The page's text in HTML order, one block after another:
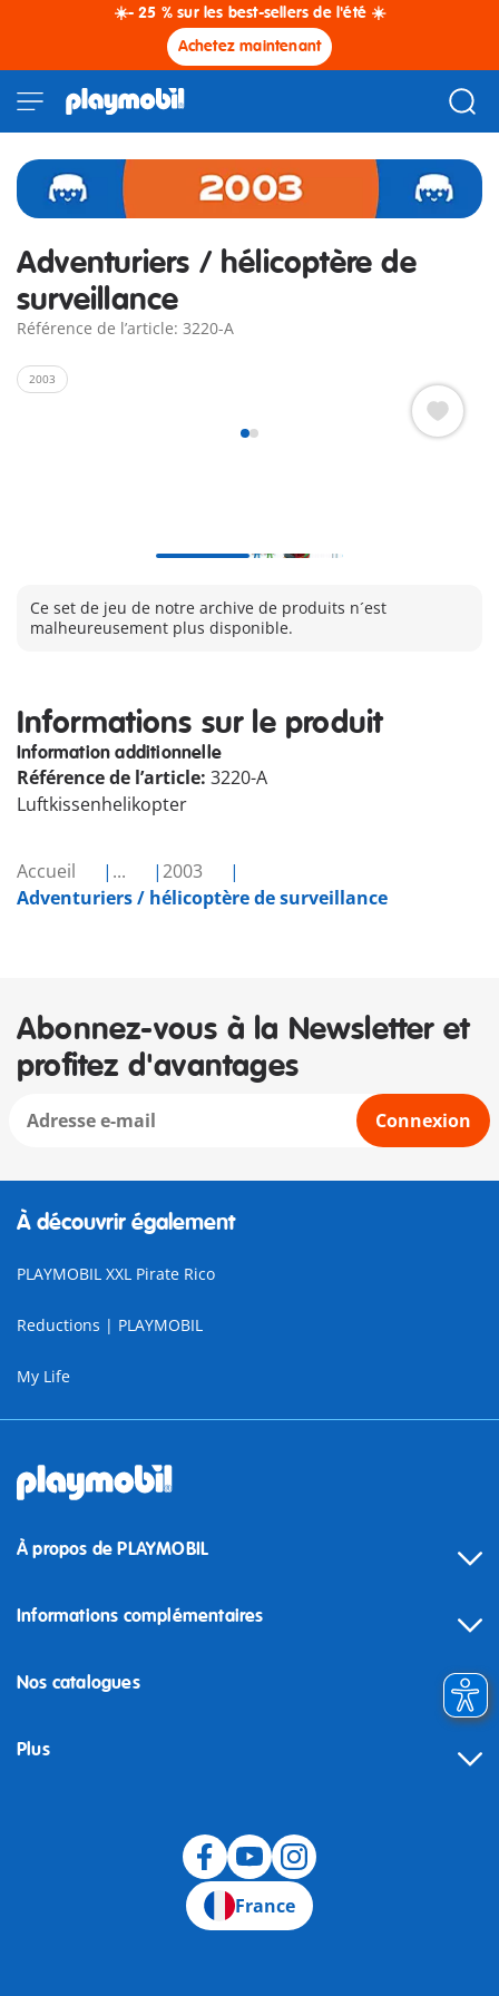
☀️- 25 % sur les best-sellers de l'été ☀️
Achetez maintenant
Accueil ...
2003
Adventuriers / hélicoptère de surveillance
Adventuriers / hélicoptère de
surveillance
Référence de l’article: 3220-A
2003
Ce set de jeu de notre archive de produits n´est
malheureusement plus disponible.
Informations sur le produit
Information additionnelle
Référence de l’article: 3220-A
Luftkissenhelikopter
Abonnez-vous à la Newsletter et
profitez d'avantages
Connexion
À découvrir également
PLAYMOBIL XXL Pirate Rico
Reductions | PLAYMOBIL
My Life
À propos de PLAYMOBIL
Informations complémentaires
Nos catalogues
Plus
France